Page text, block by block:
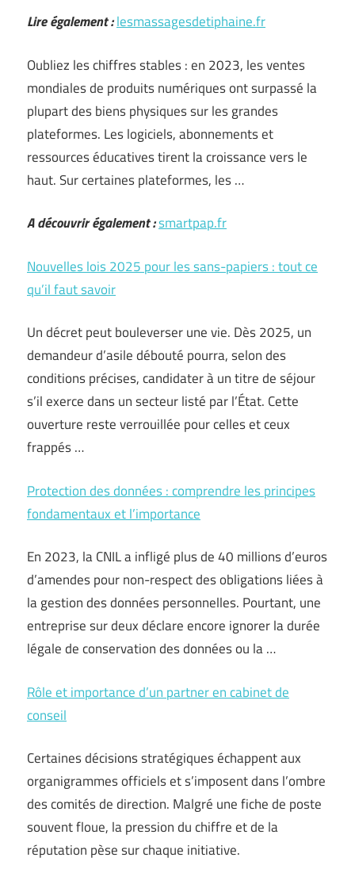
Lire également :lesmassagesdetiphaine.fr
Oubliez les chiffres stables : en 2023, les ventes
mondiales de produits numériques ont surpassé la
plupart des biens physiques sur les grandes
plateformes. Les logiciels, abonnements et
ressources éducatives tirent la croissance vers le
haut. Sur certaines plateformes, les …
A découvrir également :smartpap.fr
Nouvelles lois 2025 pour les sans-papiers : tout ce
qu’il faut savoir
Un décret peut bouleverser une vie. Dès 2025, un
demandeur d’asile débouté pourra, selon des
conditions précises, candidater à un titre de séjour
s’il exerce dans un secteur listé par l’État. Cette
ouverture reste verrouillée pour celles et ceux
frappés …
Protection des données : comprendre les principes
fondamentaux et l’importance
En 2023, la CNIL a infligé plus de 40 millions d’euros
d’amendes pour non-respect des obligations liées à
la gestion des données personnelles. Pourtant, une
entreprise sur deux déclare encore ignorer la durée
légale de conservation des données ou la …
Rôle et importance d’un partner en cabinet de
conseil
Certaines décisions stratégiques échappent aux
organigrammes officiels et s’imposent dans l’ombre
des comités de direction. Malgré une fiche de poste
souvent floue, la pression du chiffre et de la
réputation pèse sur chaque initiative.